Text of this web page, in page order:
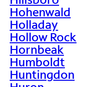
Hohenwald
Holladay
Hollow Rock
Hornbeak
Humboldt
Huntingdon